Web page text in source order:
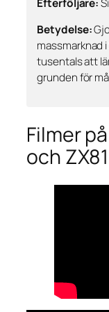
Efterföljare:
Betydelse:
massmarknad
tusentals att
grunden för
Filmer
och ZX81